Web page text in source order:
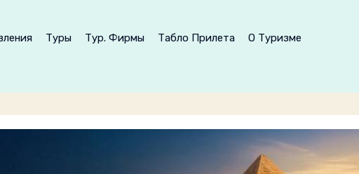
Туры Тур. Фирмы Табло Прилета
О Туризме